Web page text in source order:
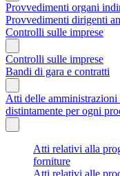
Provvedimenti organi
Provvedimenti dirigenti
Controlli sulle imprese
Controlli sulle imprese
Bandi di gara e contratti
Atti delle
distintamente per ogni
Atti relativi alla
forniture
Atti relativi alle